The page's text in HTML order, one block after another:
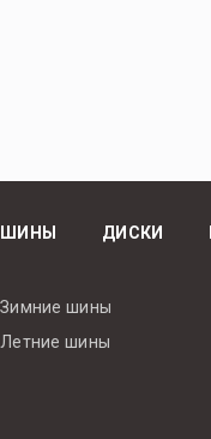
ШИНЫ ДИСКИ
Зимние шины
Летние шины